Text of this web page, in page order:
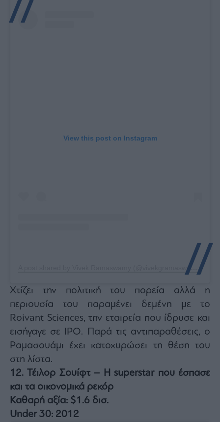
View this post on Instagram
A post shared by Vivek Ramaswamy (@vivekgramaswamy)
Χτίζει την πολιτική του πορεία αλλά η
περιουσία του παραμένει δεμένη με το
Roivant Sciences, την εταιρεία που ίδρυσε και
εισήγαγε σε IPO. Παρά τις αντιπαραθέσεις, ο
Ραμασουάμι έχει κατοχυρώσει τη θέση του
στη λίστα.
12. Τέιλορ Σουίφτ – Η superstar που έσπασε
και τα οικονομικά ρεκόρ
Καθαρή αξία: $1.6 δισ.
Under 30: 2012